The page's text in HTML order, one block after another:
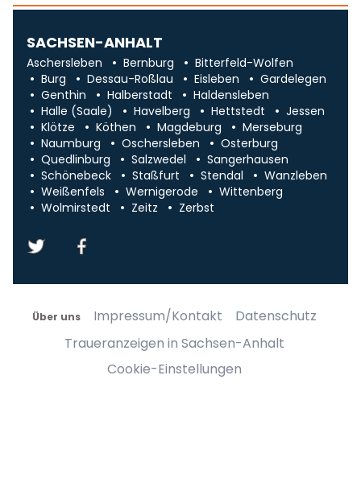
SACHSEN-ANHALT
Aschersleben Bernburg
Bitterfeld-Wolfen
Burg
Dessau-Roßlau Eisleben
Gardelegen
Genthin
Halberstadt
Haldensleben
Halle (Saale)
Havelberg Hettstedt
Jessen
Klötze
Köthen Magdeburg
Merseburg
Naumburg
Oschersleben
Osterburg
Quedlinburg
Salzwedel
Sangerhausen
Schönebeck
Staßfurt Stendal
Wanzleben
Weißenfels
Wernigerode
Wittenberg
Wolmirstedt
Zeitz Zerbst
Über uns Impressum/Kontakt
Datenschutz
Traueranzeigen in Sachsen-Anhalt
Cookie-Einstellungen